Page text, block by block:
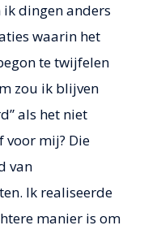
dingen anders
waarin het
te twijfelen
zou ik blijven
als het niet
voor mij? Die
van
Ik realiseerde
manier is om